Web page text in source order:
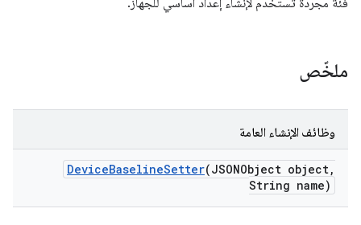
فئة مجردة تُستخدَم لإنشاء إعداد أساسي للجهاز.
ملخّص
وظائف الإنشاء العامة
DeviceBaselineSetter(JSONObject object,
String name)